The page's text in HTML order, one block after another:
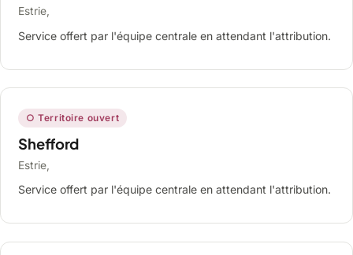
Estrie,
Service offert par l'équipe centrale en attendant l'attribution.
○ Territoire ouvert
Shefford
Estrie,
Service offert par l'équipe centrale en attendant l'attribution.